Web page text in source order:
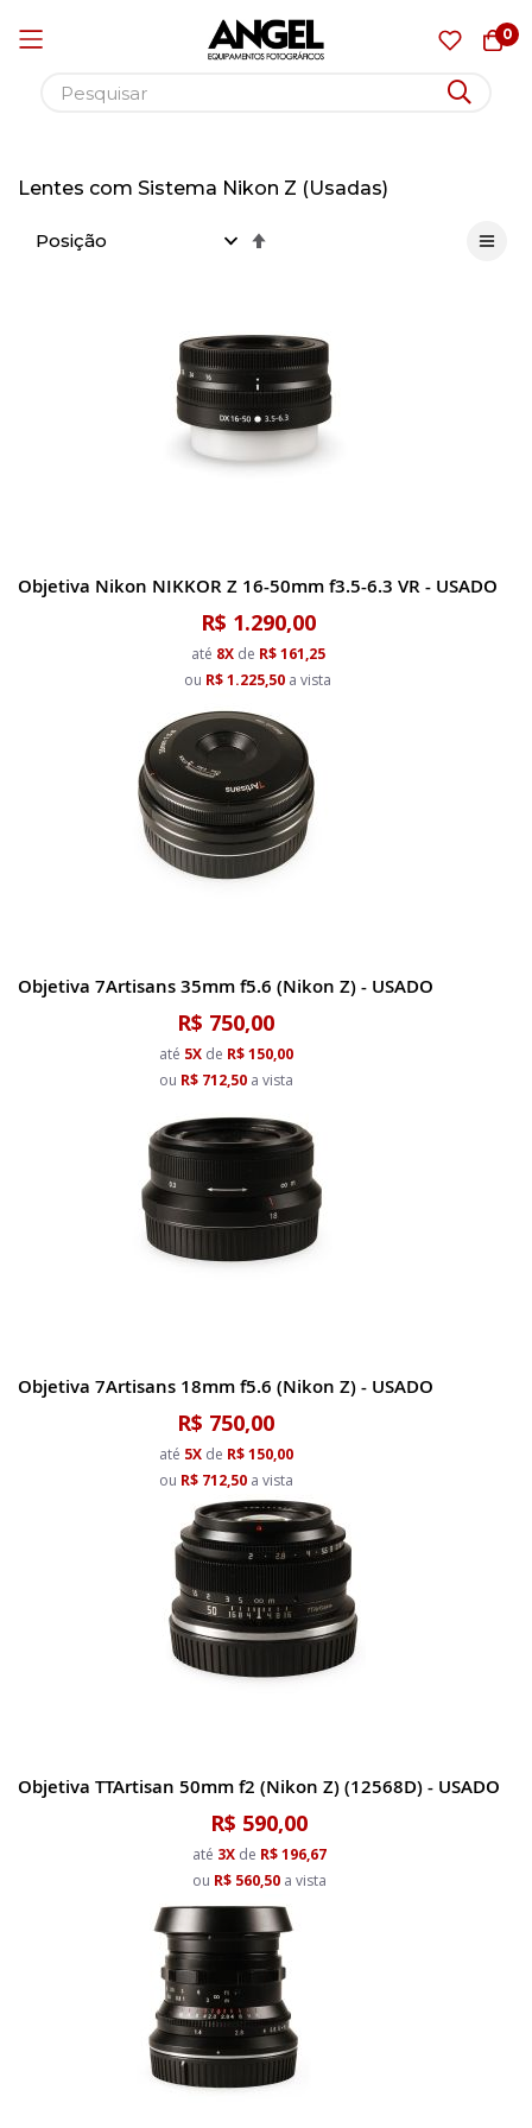
0
para
conteúdo
Lentes com Sistema Nikon Z (Usadas)
Objetiva Nikon NIKKOR Z 16-50mm f3.5-6.3 VR - USADO
R$ 1.290,00
até 8Xde R$ 161,25
ou R$ 1.225,50 a vista
Objetiva 7Artisans 35mm f5.6 (Nikon Z) - USADO
R$ 750,00
até 5Xde R$ 150,00
ou R$ 712,50a vista
Objetiva 7Artisans 18mm f5.6 (Nikon Z) - USADO
R$ 750,00
até 5Xde R$ 150,00
ou R$ 712,50a vista
Objetiva TTArtisan 50mm f2 (Nikon Z) (12568D) - USADO
R$ 590,00
até 3Xde R$ 196,67
ou R$ 560,50a vista